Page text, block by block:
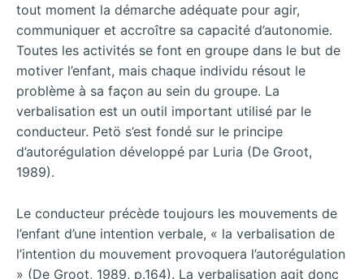
tout moment la démarche adéquate pour agir,
communiquer et accroître sa capacité d’autonomie.
Toutes les activités se font en groupe dans le but de
motiver l’enfant, mais chaque individu résout le
problème à sa façon au sein du groupe. La
verbalisation est un outil important utilisé par le
conducteur. Petö s’est fondé sur le principe
d’autorégulation développé par Luria (De Groot,
1989).
Le conducteur précède toujours les mouvements de
l’enfant d’une intention verbale, « la verbalisation de
l’intention du mouvement provoquera l’autorégulation
» (De Groot, 1989, p.164). La verbalisation agit donc